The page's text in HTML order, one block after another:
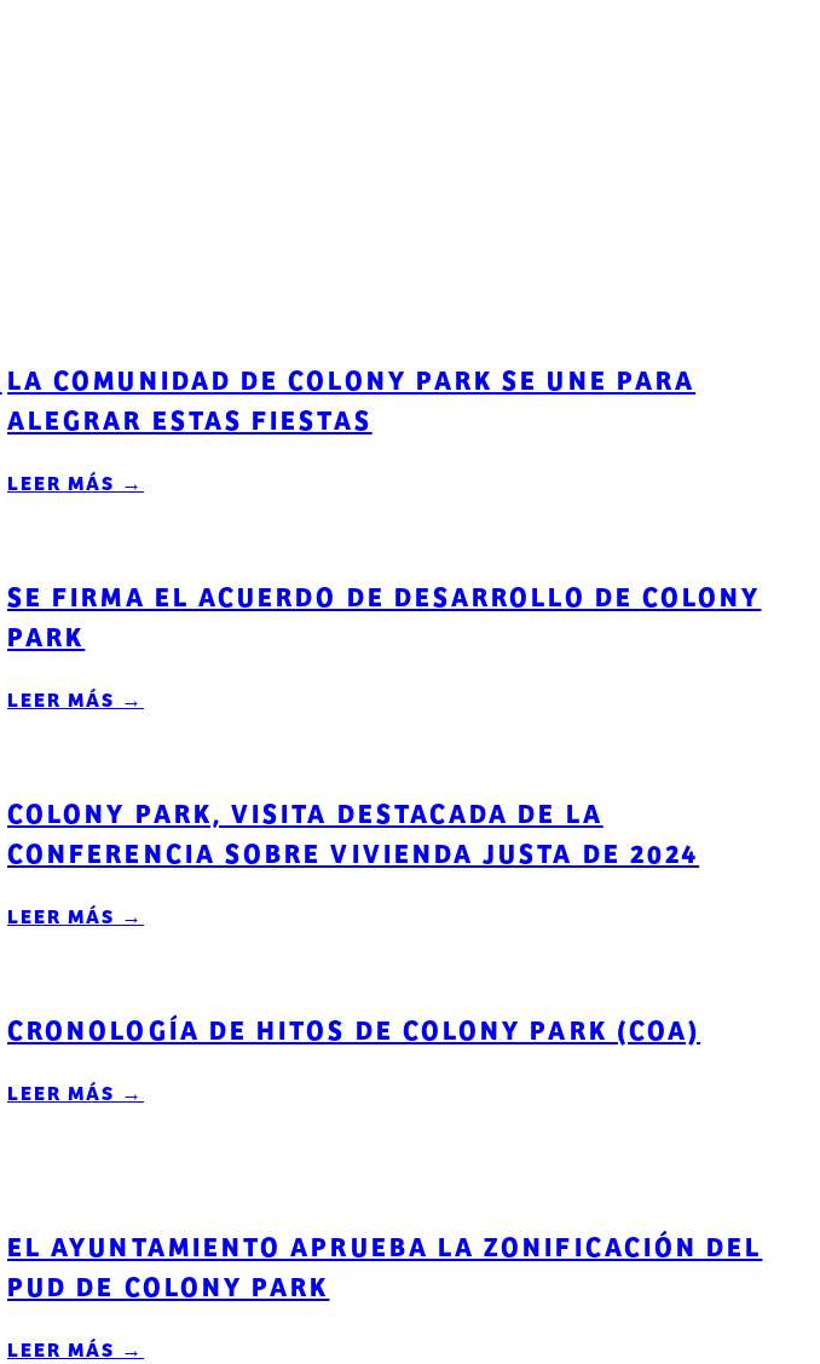
LA COMUNIDAD DE COLONY PARK SE UNE PARA
ALEGRAR ESTAS FIESTAS
LEER MÁS →
SE FIRMA EL ACUERDO DE DESARROLLO DE COLONY
PARK
LEER MÁS →
COLONY PARK, VISITA DESTACADA DE LA
CONFERENCIA SOBRE VIVIENDA JUSTA DE 2024
LEER MÁS →
CRONOLOGÍA DE HITOS DE COLONY PARK (COA)
LEER MÁS →
EL AYUNTAMIENTO APRUEBA LA ZONIFICACIÓN DEL
PUD DE COLONY PARK
LEER MÁS →